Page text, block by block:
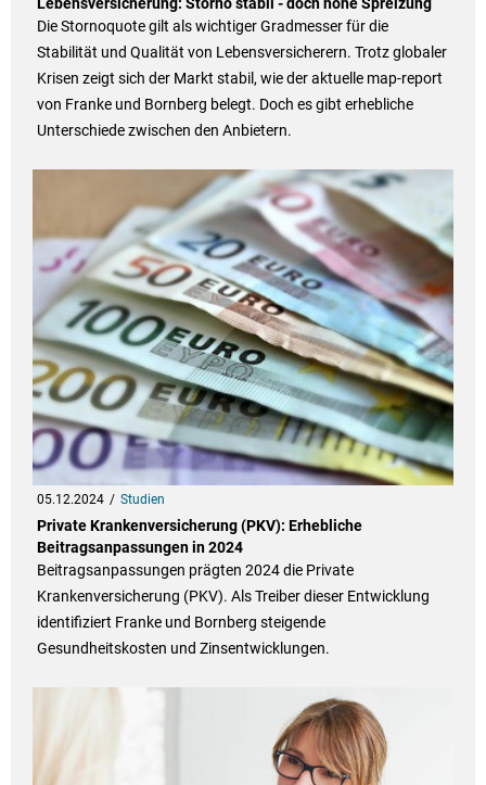
Lebensversicherung: Storno stabil - doch hohe Spreizung
Die Stornoquote gilt als wichtiger Gradmesser für die
Stabilität und Qualität von Lebensversicherern. Trotz globaler
Krisen zeigt sich der Markt stabil, wie der aktuelle map-report
von Franke und Bornberg belegt. Doch es gibt erhebliche
Unterschiede zwischen den Anbietern.
05.12.2024 Studien
Private Krankenversicherung (PKV): Erhebliche
Beitragsanpassungen in 2024
Beitragsanpassungen prägten 2024 die Private
Krankenversicherung (PKV). Als Treiber dieser Entwicklung
identifiziert Franke und Bornberg steigende
Gesundheitskosten und Zinsentwicklungen.